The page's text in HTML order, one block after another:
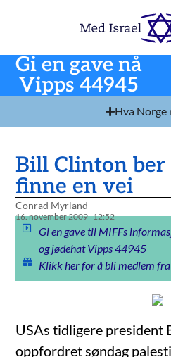
Gi en gave nå
Vipps 44945
Hva Norge
Bill Clinton ber
finne en vei
Conrad Myrland
16. november 2009 12:52
Gi en gave til MIFFs
og jødehat Vipps 44945
Klikk her for å bli medlem fra
USAs tidligere president
oppfordret søndag